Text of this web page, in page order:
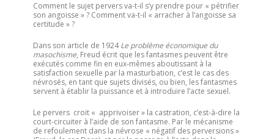
Comment le sujet pervers va-t-il s’y prendre pour « pétrifier
son angoisse » ? Comment va-t-il « arracher à l’angoisse sa
certitude » ?
Dans son article de 1924Le problème économique du
masochisme, Freud écrit que les fantasmes peuvent être
exécutés comme fin en eux-mêmes aboutissant à la
satisfaction sexuelle par la masturbation, c’est le cas des
névrosés, en tant que sujets divisés, ou bien, les fantasmes
servent à établir la puissance et à introduire l’acte sexuel.
Le pervers croit « apprivoiser » la castration, c’est-à-dire la
court-circuiter à l’aide de son fantasme. Par le mécanisme
de refoulement dans la névrose « négatif des perversions »